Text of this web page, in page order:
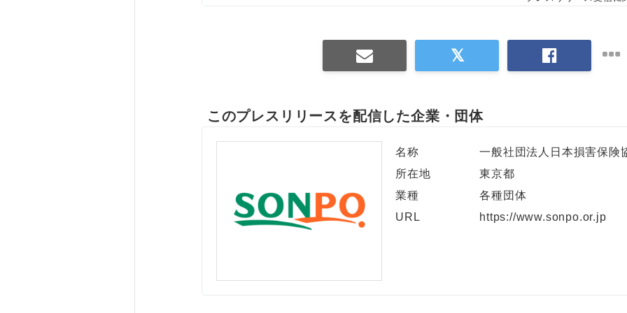
このプレスリリースを配信した企業・団体
名称
一般社団法人日本損害保険
所在地
東京都
業種
各種団体
URL
https://www.sonpo.or.jp